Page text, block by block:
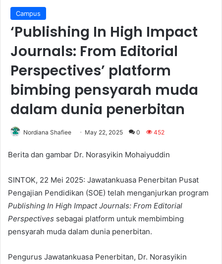
Campus
‘Publishing In High Impact
Journals: From Editorial
Perspectives’ platform
bimbing pensyarah muda
dalam dunia penerbitan
Nordiana Shafiee May 22, 2025 0 452
Berita dan gambar Dr. Norasyikin Mohaiyuddin
SINTOK, 22 Mei 2025: Jawatankuasa Penerbitan Pusat
Pengajian Pendidikan (SOE) telah menganjurkan program
Publishing In High Impact Journals: From Editorial
Perspectives sebagai platform untuk membimbing
pensyarah muda dalam dunia penerbitan.
Pengurus Jawatankuasa Penerbitan, Dr. Norasyikin